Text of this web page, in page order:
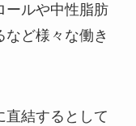
ールや中性脂肪
ど様々な働き
直結するとして